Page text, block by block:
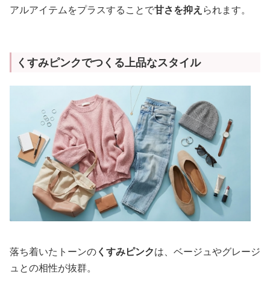
アルアイテムをプラスすることで甘さを抑え られます。
くすみピンクでつくる上品なスタイル
落ち着いたトーンのくすみピンクは、ベージュやグレージ
ュとの相性が抜群。